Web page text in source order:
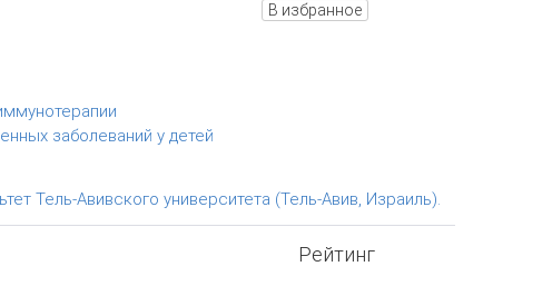
В избранное
заболеваний у детей
Тель-Авивского университета (Тель-Авив, Израиль).
Рейтинг